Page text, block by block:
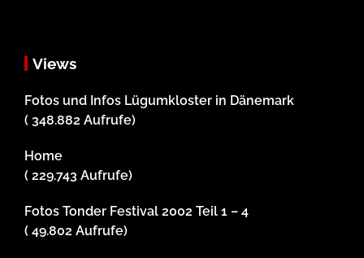
Views
Fotos und Infos Lügumkloster in Dänemark
( 348.882 Aufrufe)
Home
( 229.743 Aufrufe)
Fotos Tonder Festival 2002 Teil 1 – 4
( 49.802 Aufrufe)